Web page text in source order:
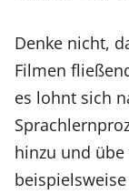
Denke nicht,
Filmen
es lohnt sich
hinzu und